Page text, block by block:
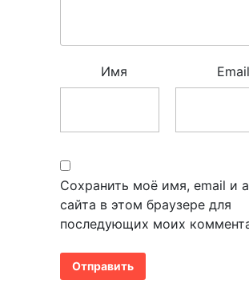
Имя Email
Сохранить моё имя, email и
сайта в этом браузере для
последующих моих